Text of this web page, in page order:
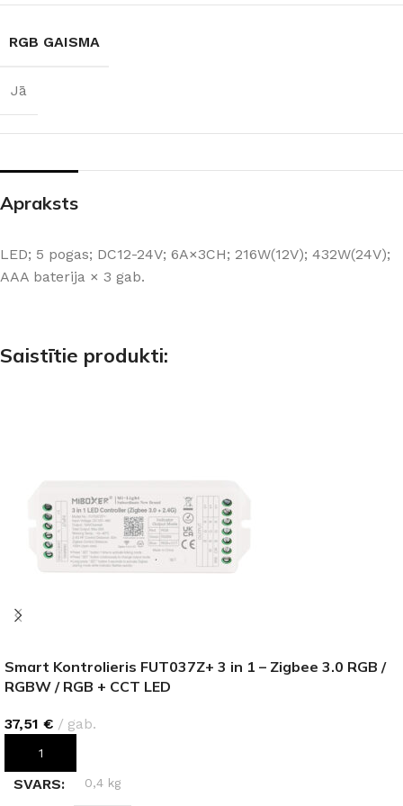
RGB GAISMA
Jā
Apraksts
LED; 5 pogas; DC12-24V; 6A×3CH; 216W(12V); 432W(24V);
AAA baterija × 3 gab.
Saistītie produkti:
Smart Kontrolieris FUT037Z+ 3 in 1 – Zigbee 3.0 RGB /
RGBW / RGB + CCT LED
37,51 € gab.
PIEVIENOT GROZAM
SVARS 0,4 kg